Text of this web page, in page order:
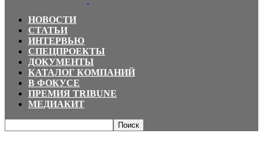
НОВОСТИ
СТАТЬИ
ИНТЕРВЬЮ
СПЕЦПРОЕКТЫ
ДОКУМЕНТЫ
КАТАЛОГ КОМПАНИЙ
В ФОКУСЕ
ПРЕМИЯ TRIBUNE
МЕДИАКИТ